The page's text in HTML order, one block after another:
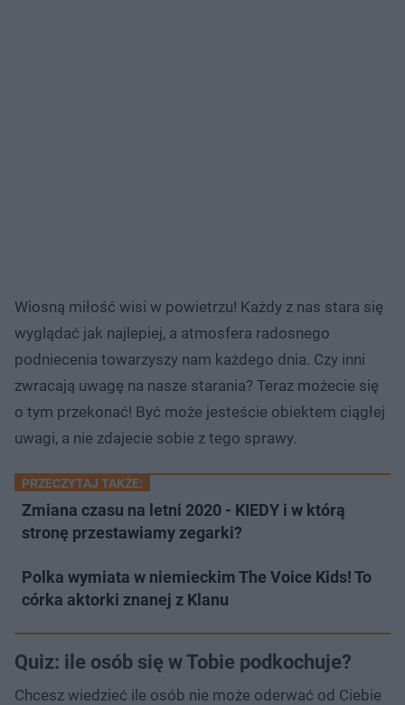
Wiosną miłość wisi w powietrzu! Każdy z nas stara się
wyglądać jak najlepiej, a atmosfera radosnego
podniecenia towarzyszy nam każdego dnia. Czy inni
zwracają uwagę na nasze starania? Teraz możecie się
o tym przekonać! Być może jesteście obiektem ciągłej
uwagi, a nie zdajecie sobie z tego sprawy.
PRZECZYTAJ TAKŻE:
Zmiana czasu na letni 2020 - KIEDY i w którą
stronę przestawiamy zegarki?
Polka wymiata w niemieckim The Voice Kids! To
córka aktorki znanej z Klanu
Quiz: ile osób się w Tobie podkochuje?
Chcesz wiedzieć ile osób nie może oderwać od Ciebie